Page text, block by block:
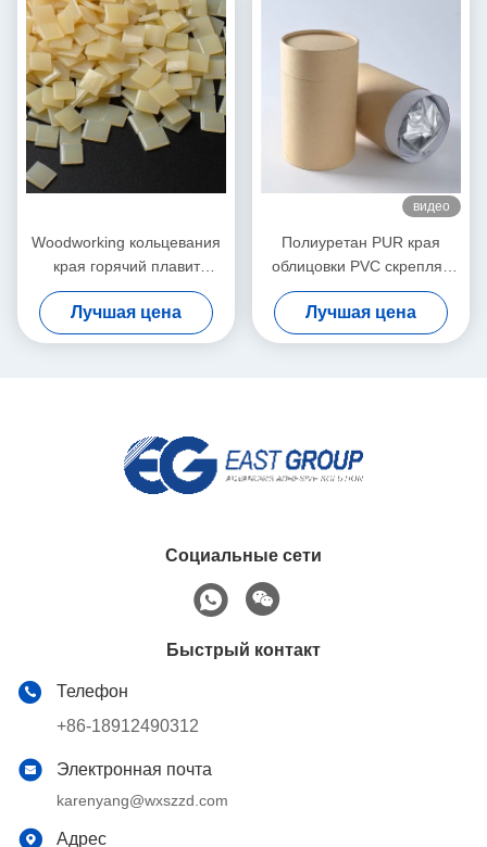
Woodworking кольцевания
края горячий плавит
слипчивое для
автоматической соединяя
машины
Лучшая цена
видео
Полиуретан PUR края
облицовки PVC скрепляя
горячий плавит
прилипатели для мебели
Лучшая цена
Социальные сети
Быстрый контакт
Телефон
+86-18912490312
Электронная почта
karenyang@wxszzd.com
Адрес